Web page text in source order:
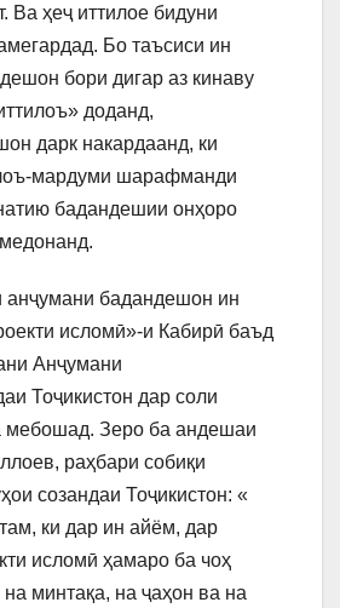
Ва ҳеҷ иттилое бидуни
Бо таъсиси ин
бори дигар аз кинаву
доданд,
дарк накардаанд, ки
мардуми шарафманди
бадандешии онҳоро
анҷумани бадандешон ин
исломӣ»-и Кабирӣ баъд
Анҷумани
Тоҷикистон дар соли
мебошад. Зеро ба андешаи
раҳбари собиқи
созандаи Тоҷикистон: «​
ки дар ин айём, дар
исломӣ ҳамаро ба чоҳ
минтақа, на ҷаҳон ва на